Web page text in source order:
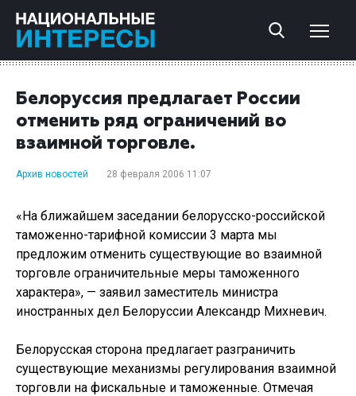
Белоруссия предлагает России
отменить ряд ограничений во
взаимной торговле.
Архив новостей 28 февраля 2006 11:07
«На ближайшем заседании белорусско-российской
таможенно-тарифной комиссии 3 марта мы
предложим отменить существующие во взаимной
торговле ограничительные меры таможенного
характера», — заявил заместитель министра
иностранных дел Белоруссии Александр Михневич.
Белорусская сторона предлагает разграничить
существующие механизмы регулирования взаимной
торговли на фискальные и таможенные. Отмечая